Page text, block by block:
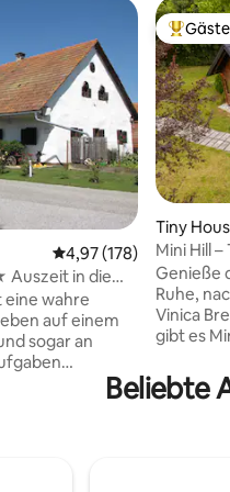
Durchschnittliche
4,97 (178)
Auszeit in die
eine wahre
auf einem
sogar an
Tiny
Mini Hill
Genieße
Ruhe,
Vinica
gibt es
in die Natur
keine
Beliebte